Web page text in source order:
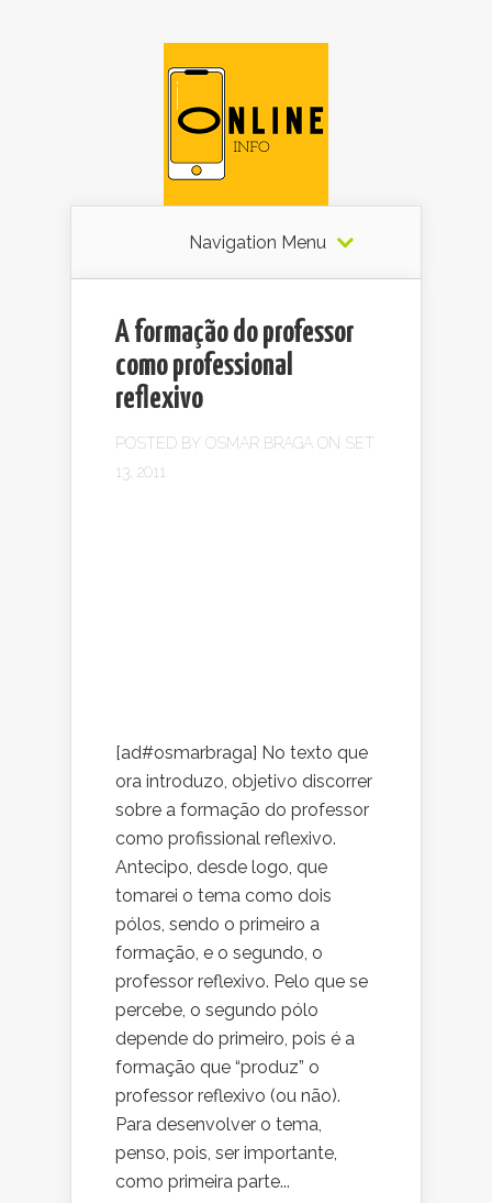
Navigation Menu
A formação do professor
como professional
reflexivo
POSTED BY OSMAR BRAGA ON SET
13, 2011
[ad#osmarbraga] No texto que
ora introduzo, objetivo discorrer
sobre a formação do professor
como profissional reflexivo.
Antecipo, desde logo, que
tomarei o tema como dois
pólos, sendo o primeiro a
formação, e o segundo, o
professor reflexivo. Pelo que se
percebe, o segundo pólo
depende do primeiro, pois é a
formação que “produz” o
professor reflexivo (ou não).
Para desenvolver o tema,
penso, pois, ser importante,
como primeira parte...